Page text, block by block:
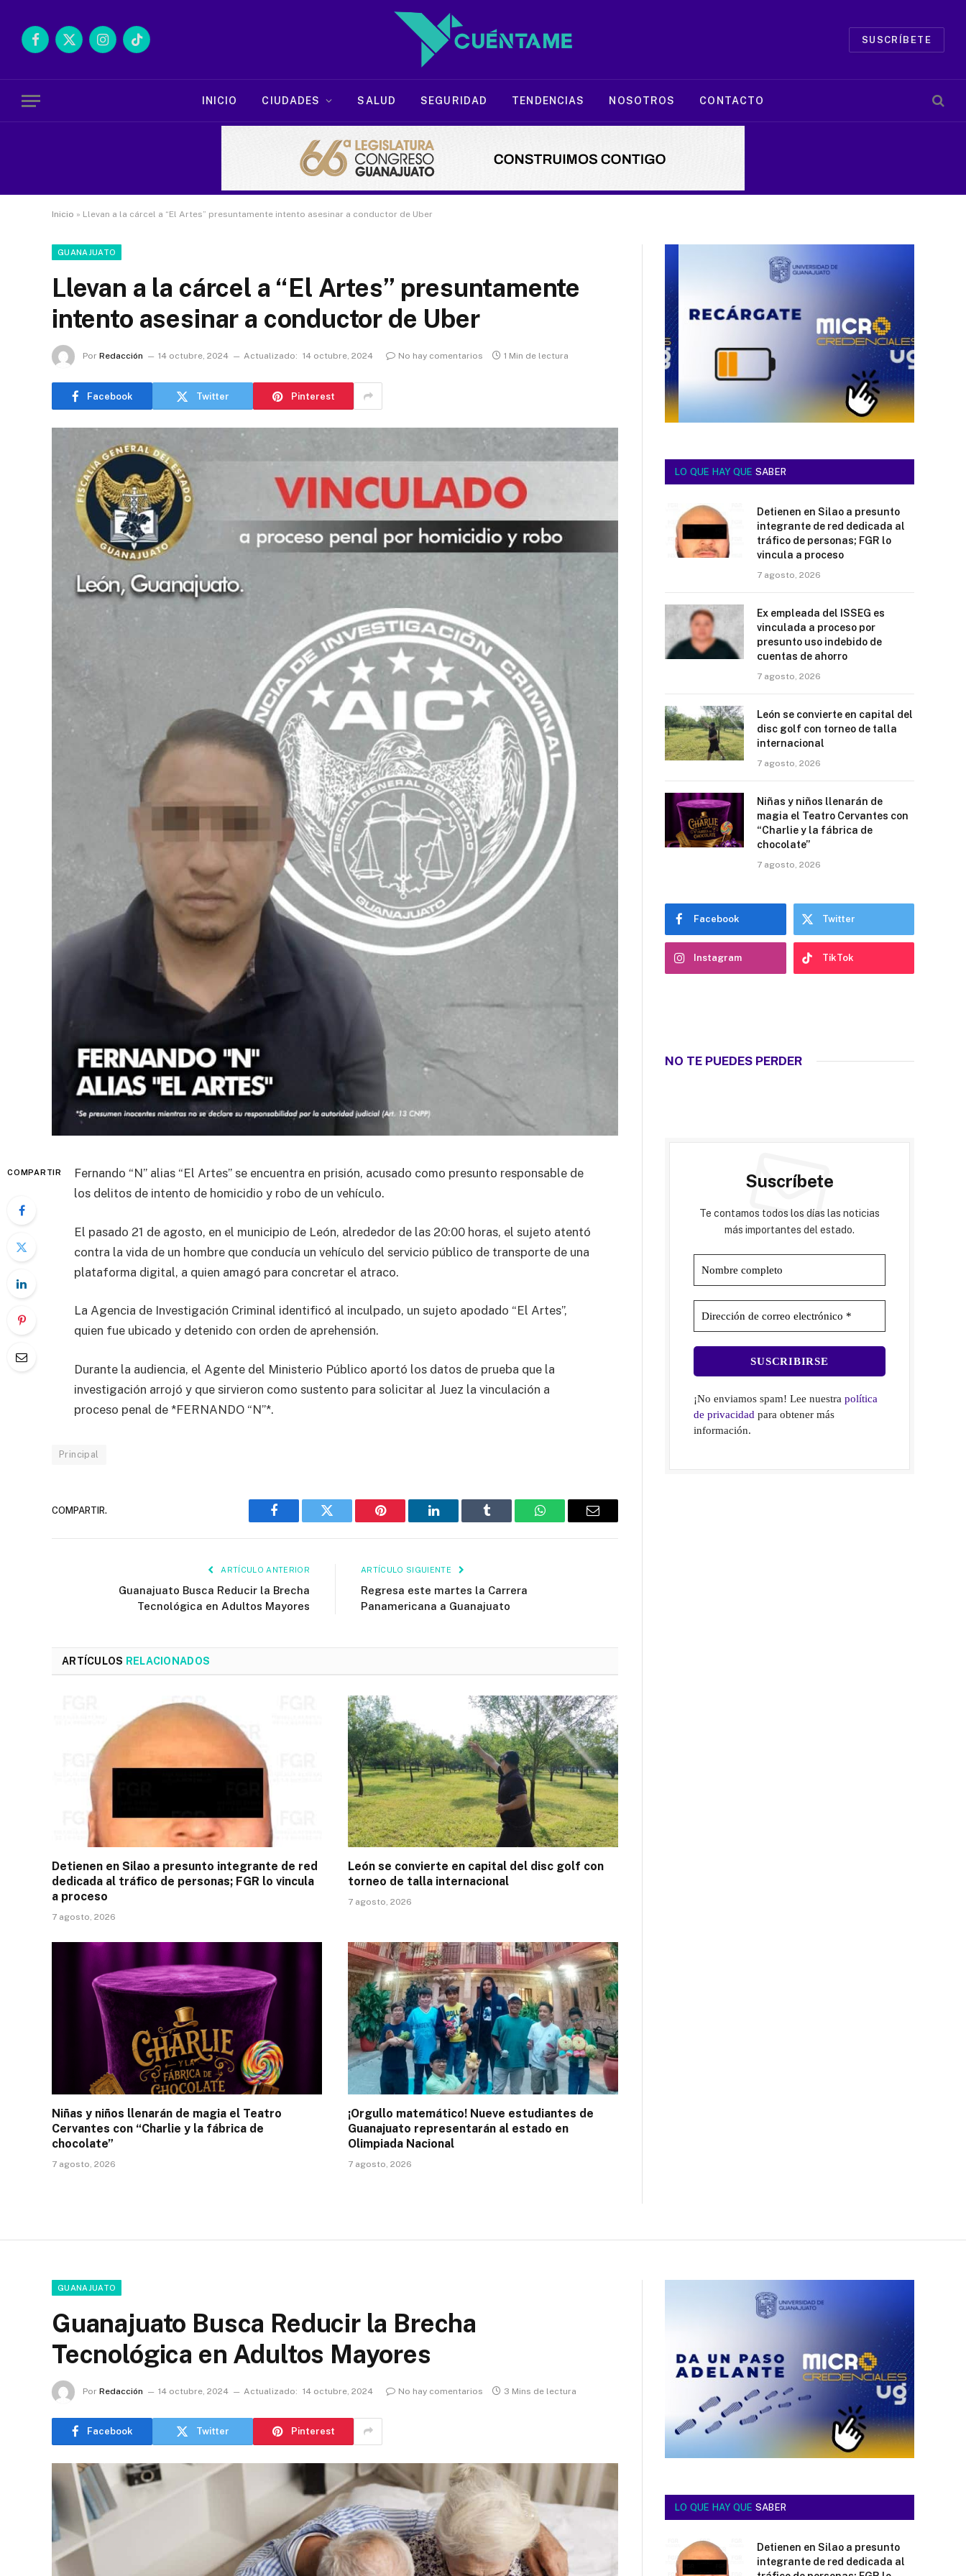
Facebook
X
InstagramTikTok
SUSCRÍBETE
INICIO CIUDADES SALUD SEGURIDAD TENDENCIAS NOSOTROS CONTACTO
Inicio » Llevan a la cárcel a “El Artes” presuntamente intento asesinar a conductor de Uber
GUANAJUATO
Llevan a la cárcel a “El Artes” presuntamente
intento asesinar a conductor de Uber
Por Redacción 14 octubre, 2024 Actualizado: 14 octubre, 2024 No hay comentarios 1 Min de lectura
Facebook Twitter Pinterest
COMPARTIR
Fernando “N” alias “El Artes” se encuentra en prisión, acusado como presunto responsable de
los delitos de intento de homicidio y robo de un vehículo.
El pasado 21 de agosto, en el municipio de León, alrededor de las 20:00 horas, el sujeto atentó
contra la vida de un hombre que conducía un vehículo del servicio público de transporte de una
plataforma digital, a quien amagó para concretar el atraco.
La Agencia de Investigación Criminal identificó al inculpado, un sujeto apodado “El Artes”,
quien fue ubicado y detenido con orden de aprehensión.
Durante la audiencia, el Agente del Ministerio Público aportó los datos de prueba que la
investigación arrojó y que sirvieron como sustento para solicitar al Juez la vinculación a
proceso penal de *FERNANDO “N”*.
Principal
COMPARTIR.
Facebook Twitter Pinterest LinkedIn Tumblr WhatsAppEmail
ARTÍCULO ANTERIOR
Guanajuato Busca Reducir la Brecha
Tecnológica en Adultos Mayores
ARTÍCULO SIGUIENTE
Regresa este martes la Carrera
Panamericana a Guanajuato
ARTÍCULOS RELACIONADOS
Detienen en Silao a presunto integrante de red
dedicada al tráfico de personas; FGR lo vincula
a proceso
7 agosto, 2026
León se convierte en capital del disc golf con
torneo de talla internacional
7 agosto, 2026
Niñas y niños llenarán de magia el Teatro
Cervantes con “Charlie y la fábrica de
chocolate”
7 agosto, 2026
¡Orgullo matemático! Nueve estudiantes de
Guanajuato representarán al estado en
Olimpiada Nacional
7 agosto, 2026
LO QUE HAY QUE SABER
Detienen en Silao a presunto
integrante de red dedicada al
tráfico de personas; FGR lo
vincula a proceso
7 agosto, 2026
Ex empleada del ISSEG es
vinculada a proceso por
presunto uso indebido de
cuentas de ahorro
7 agosto, 2026
León se convierte en capital del
disc golf con torneo de talla
internacional
7 agosto, 2026
Niñas y niños llenarán de
magia el Teatro Cervantes con
“Charlie y la fábrica de
chocolate”
7 agosto, 2026
Facebook Twitter
Instagram TikTok
NO TE PUEDES PERDER
Suscríbete
Te contamos todos los días las noticias
más importantes del estado.
¡No enviamos spam! Lee nuestrapolítica
de privacidad para obtener más
información.
GUANAJUATO
Guanajuato Busca Reducir la Brecha
Tecnológica en Adultos Mayores
Por Redacción 14 octubre, 2024 Actualizado: 14 octubre, 2024 No hay comentarios 3 Mins de lectura
Facebook Twitter Pinterest
LO QUE HAY QUE SABER
Detienen en Silao a presunto
integrante de red dedicada al